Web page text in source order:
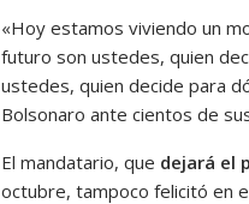
«Hoy estamos viviendo un
futuro son ustedes, quien
ustedes, quien decide para
Bolsonaro ante cientos de
El mandatario, que dejará el
octubre, tampoco felicitó en